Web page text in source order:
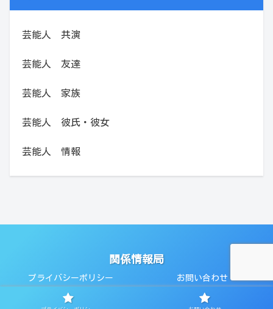
芸能人 共演
芸能人 友達
芸能人 家族
芸能人 彼氏・彼女
芸能人 情報
関係情報局
プライバシーポリシー お問い合わせ